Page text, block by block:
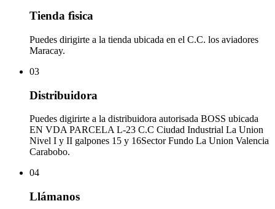
Tienda fìsica
Puedes dirigirte a la tienda ubicada en el C.C. los aviadores
Maracay.
03
Distribuidora
Puedes digirirte a la distribuidora autorisada BOSS ubicada
EN VDA PARCELA L-23 C.C Ciudad Industrial La Union
Nivel I y II galpones 15 y 16Sector Fundo La Union Valencia
Carabobo.
04
Llámanos